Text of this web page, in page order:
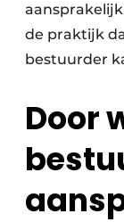
de praktijk
bestuurder
Door